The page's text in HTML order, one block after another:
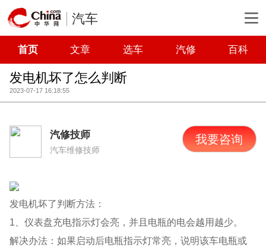
汽车
首页 文章 选车 汽修 百科
发电机坏了怎么判断
2023-07-17 16:18:55
汽修技师
汽车维修技师
我要咨询
发电机坏了判断方法：
1、仪表盘充电指示灯会亮，并且电瓶的电会越用越少。
解决办法：如果启动后电瓶指示灯常亮，说明该车电瓶或